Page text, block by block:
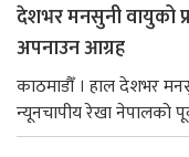
देशभर मनसुनी वायुको
अपनाउन आग्रह
काठमाडौँ । हाल देशभर
न्यूनचापीय रेखा नेपालको